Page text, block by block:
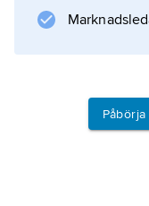
flygbas
för att vara